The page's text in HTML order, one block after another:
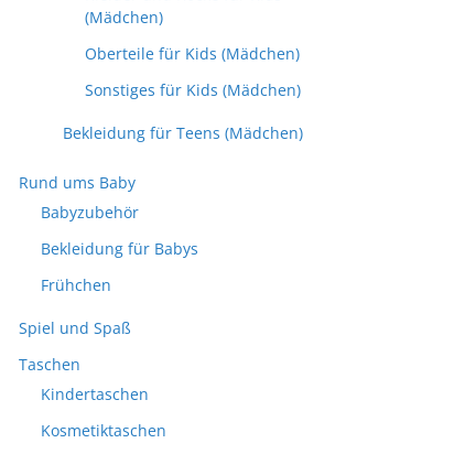
(Mädchen)
Oberteile für Kids (Mädchen)
Sonstiges für Kids (Mädchen)
Bekleidung für Teens (Mädchen)
Rund ums Baby
Babyzubehör
Bekleidung für Babys
Frühchen
Spiel und Spaß
Taschen
Kindertaschen
Kosmetiktaschen